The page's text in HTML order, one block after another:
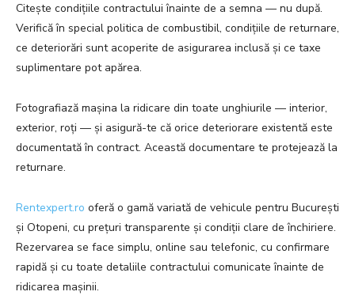
Citește condițiile contractului înainte de a semna — nu după.
Verifică în special politica de combustibil, condițiile de returnare,
ce deteriorări sunt acoperite de asigurarea inclusă și ce taxe
suplimentare pot apărea.
Fotografiază mașina la ridicare din toate unghiurile — interior,
exterior, roți — și asigură-te că orice deteriorare existentă este
documentată în contract. Această documentare te protejează la
returnare.
Rentexpert.ro oferă o gamă variată de vehicule pentru București
și Otopeni, cu prețuri transparente și condiții clare de închiriere.
Rezervarea se face simplu, online sau telefonic, cu confirmare
rapidă și cu toate detaliile contractului comunicate înainte de
ridicarea mașinii.